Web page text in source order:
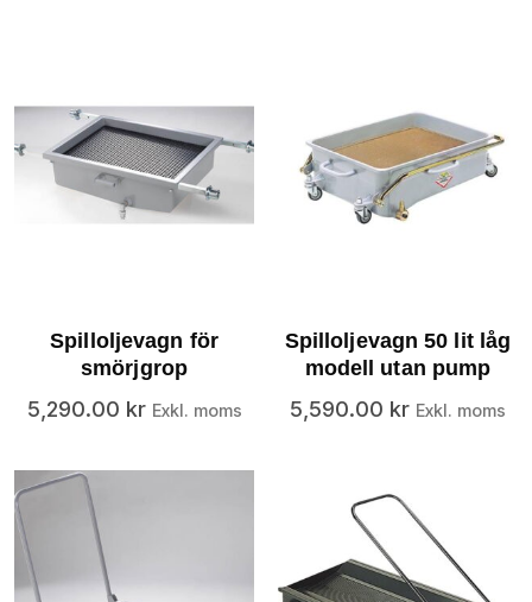
Spilloljevagn för
smörjgrop
5,290.00 kr Exkl. moms
Spilloljevagn 50 lit låg
modell utan pump
5,590.00 kr Exkl. moms